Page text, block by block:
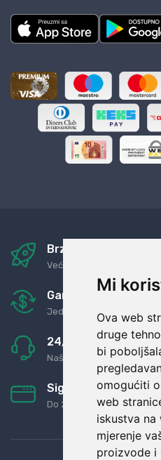
Mi
Ova web
druge
bi
omogućiti
web
iskustva na
mjerenje
proizvode i
Brza i sigurna
Već za nekoliko dana kod
Garancija u povrat
Jednostavno pravilo:
24/7 odlična
Naši agenti uvijek na
Sigurno obročno
Do 24 rata bez kamata